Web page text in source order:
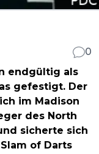
0
endgültig als
gefestigt. Der
im Madison
des North
sicherte sich
of Darts